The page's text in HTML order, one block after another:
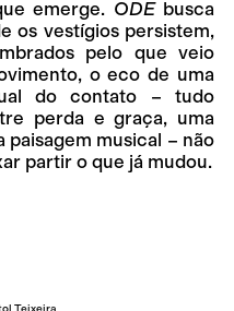
emerge. ODEbusca
os vestígios persistem,
pelo que veio
o eco de uma
do contato – tudo
perda e graça, uma
paisagem musical – não
partir o que já mudou.